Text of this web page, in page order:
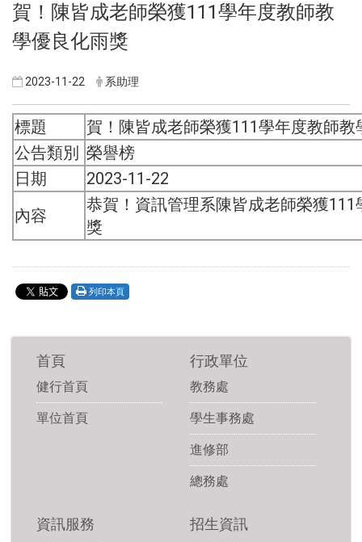
賀！陳皆成老師榮獲111學年度教師教
學優良化雨獎
2023-11-22 系助理
標題
賀！陳皆成老師榮獲111學年度教師教
公告類別 榮譽榜
日期
2023-11-22
內容
恭賀！資訊管理系陳皆成老師榮獲
獎
列印本頁
首頁
健行首頁
單位首頁
行政單位
教務處
學生事務處
進修部
總務處
資訊服務 招生資訊